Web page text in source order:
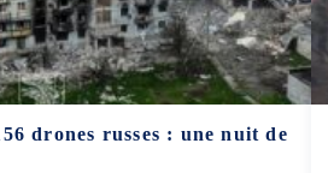
drones russes : une nuit de